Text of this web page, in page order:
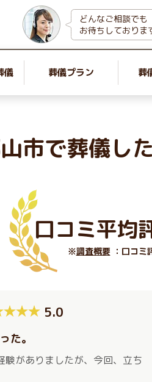
どんなご相談でも
お待ちしておりま
儀 葬儀プラン 葬
市で葬儀し
口コミ平均
※調査概要 ：口コ
5.0
た。
験がありましたが、今回、立ち